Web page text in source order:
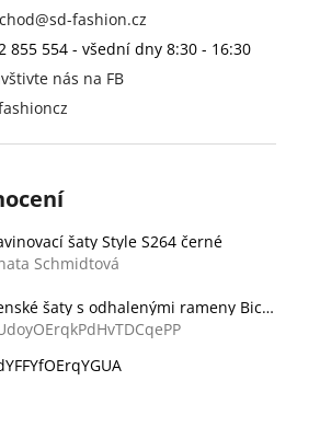
@sd-fashion.cz
855 554 - všední dny 8:30 - 16:30
nás na FB
šaty Style S264 černé
produktu je 5 z 5 hvězdiček.
Schmidtová
Společenské šaty s odhalenými rameny Bicotone 336 zelené
produktu je 5 z 5 hvězdiček.